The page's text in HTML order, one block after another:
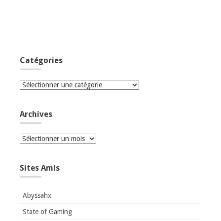
Catégories
Catégories
Archives
Archives
Sites Amis
Abyssahx
State of Gaming